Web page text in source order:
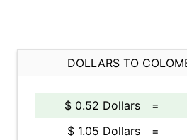
DOLLARS TO
$ 0.52 Dollars =
$ 1.05 Dollars
=